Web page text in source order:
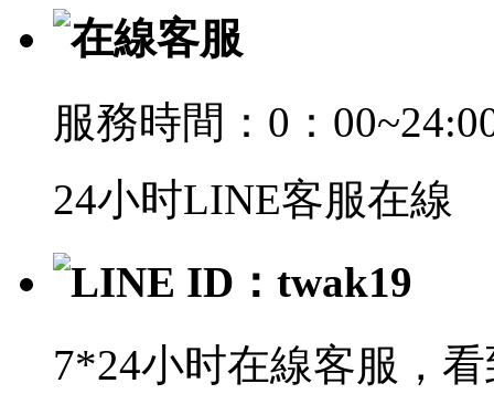
在線客服
服務時間：0：
24小时LINE客服在線
LINE ID：twak19
7*24小时在線客服，